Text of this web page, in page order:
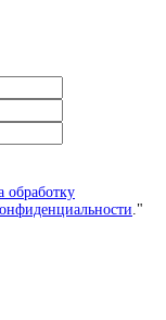
обработку
."